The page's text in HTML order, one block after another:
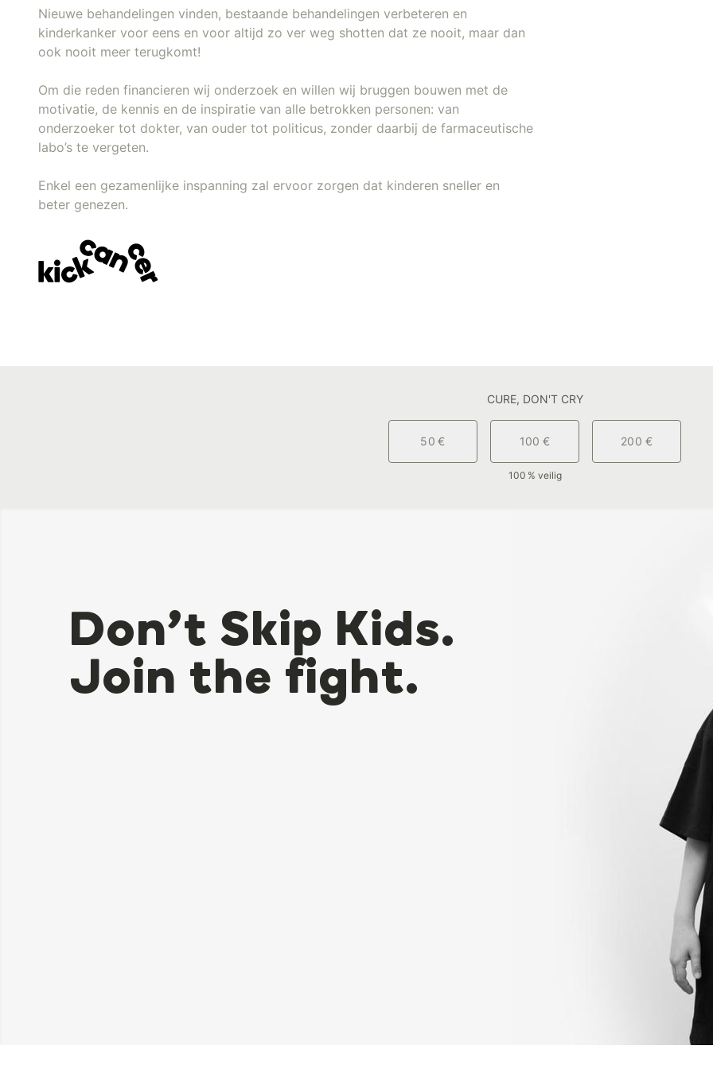
Nieuwe behandelingen vinden, bestaande behandelingen verbeteren en
kinderkanker voor eens en voor altijd zo ver weg shotten dat ze nooit, maar dan
ook nooit meer terugkomt!
Om die reden financieren wij onderzoek en willen wij bruggen bouwen met de
motivatie, de kennis en de inspiratie van alle betrokken personen: van
onderzoeker tot dokter, van ouder tot politicus, zonder daarbij de farmaceutische
labo’s te vergeten.
Enkel een gezamenlijke inspanning zal ervoor zorgen dat kinderen sneller en
beter genezen.
CURE, DON'T CRY
50 € 100 € 200 €
100 % veilig
Don’t Skip Kids.
Join the fight.